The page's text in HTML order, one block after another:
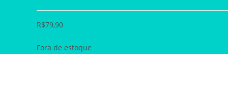
R$79,90
Fora de estoque